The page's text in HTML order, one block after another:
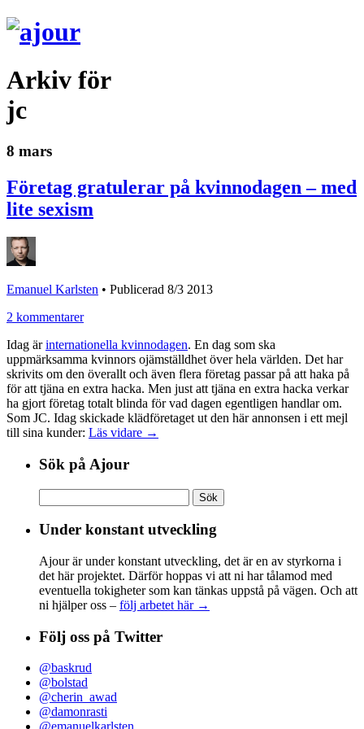
Arkiv för
jc
8 mars
Företag gratulerar på kvinnodagen – med
lite sexism
Emanuel Karlsten • Publicerad 8/3 2013
2 kommentarer
Idag ärinternationella kvinnodagen. En dag som ska
uppmärksamma kvinnors ojämställdhet över hela världen. Det har
skrivits om den överallt och även flera företag passar på att haka på
för att tjäna en extra hacka. Men just att tjäna en extra hacka verkar
ha gjort företag totalt blinda för vad dagen egentligen handlar om.
Som JC. Idag skickade klädföretaget ut den här annonsen i ett mejl
till sina kunder: Läs vidare →
Sök på Ajour
efter:
Under konstant utveckling
Ajour är under konstant utveckling, det är en av styrkorna i
det här projektet. Därför hoppas vi att ni har tålamod med
eventuella tokigheter som kan tänkas uppstå på vägen. Och att
ni hjälper oss – följ arbetet här →
Följ oss på Twitter
@baskrud
@bolstad
@cherin_awad
@damonrasti